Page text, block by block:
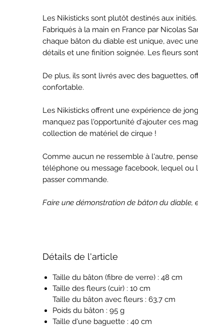
Les Nikisticks sont plutôt destinés aux initiés.
Fabriqués à la main en France par Nicolas
chaque bâton du diable est unique, avec
détails et une finition soignée. Les fleurs
De plus, ils sont livrés avec des baguettes,
confortable.
Les Nikisticks offrent une expérience de
manquez pas l'opportunité d'ajouter ces
collection de matériel de cirque !
Comme aucun ne ressemble à l'autre,
téléphone ou message facebook, lequel ou
passer commande.
Faire une démonstration de bâton du diable,
Détails de l'article
Taille du bâton (fibre de verre) : 48 cm
Taille des fleurs (cuir) : 10 cm
Taille du bâton avec fleurs : 63,7 cm
Poids du bâton : 95 g
Taille d'une baguette : 40 cm